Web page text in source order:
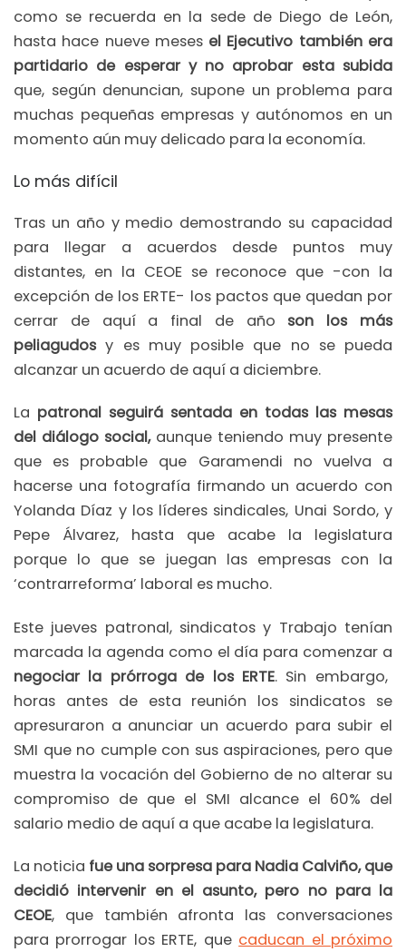
como se recuerda en la sede de Diego de León,
hasta hace nueve meses el Ejecutivo también era
partidario de esperar y no aprobar esta subida
que, según denuncian, supone un problema para
muchas pequeñas empresas y autónomos en un
momento aún muy delicado para la economía.
Lo más difícil
Tras un año y medio demostrando su capacidad
para llegar a acuerdos desde puntos muy
distantes, en la CEOE se reconoce que -con la
excepción de los ERTE- los pactos que quedan por
cerrar de aquí a final de año son los más
peliagudos y es muy posible que no se pueda
alcanzar un acuerdo de aquí a diciembre.
La patronal seguirá sentada en todas las mesas
del diálogo social,aunque teniendo muy presente
que es probable que Garamendi no vuelva a
hacerse una fotografía firmando un acuerdo con
Yolanda Díaz y los líderes sindicales, Unai Sordo, y
Pepe Álvarez, hasta que acabe la legislatura
porque lo que se juegan las empresas con la
‘contrarreforma’ laboral es mucho.
Este jueves patronal, sindicatos y Trabajo tenían
marcada la agenda como el día para comenzar a
negociar la prórroga de los ERTE. Sin embargo,
horas antes de esta reunión los sindicatos se
apresuraron a anunciar un acuerdo para subir el
SMI que no cumple con sus aspiraciones, pero que
muestra la vocación del Gobierno de no alterar su
compromiso de que el SMI alcance el 60% del
salario medio de aquí a que acabe la legislatura.
La noticia fue una sorpresa para Nadia Calviño, que
decidió intervenir en el asunto, pero no para la
CEOE, que también afronta las conversaciones
para prorrogar los ERTE, que caducan el próximo